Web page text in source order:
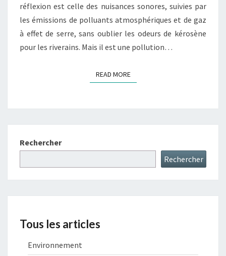
réflexion est celle des nuisances sonores, suivies par
les émissions de polluants atmosphériques et de gaz
à effet de serre, sans oublier les odeurs de kérosène
pour les riverains. Mais il est une pollution…
READ MOREREAD MORE
Rechercher
Rechercher
Tous les articles
Environnement